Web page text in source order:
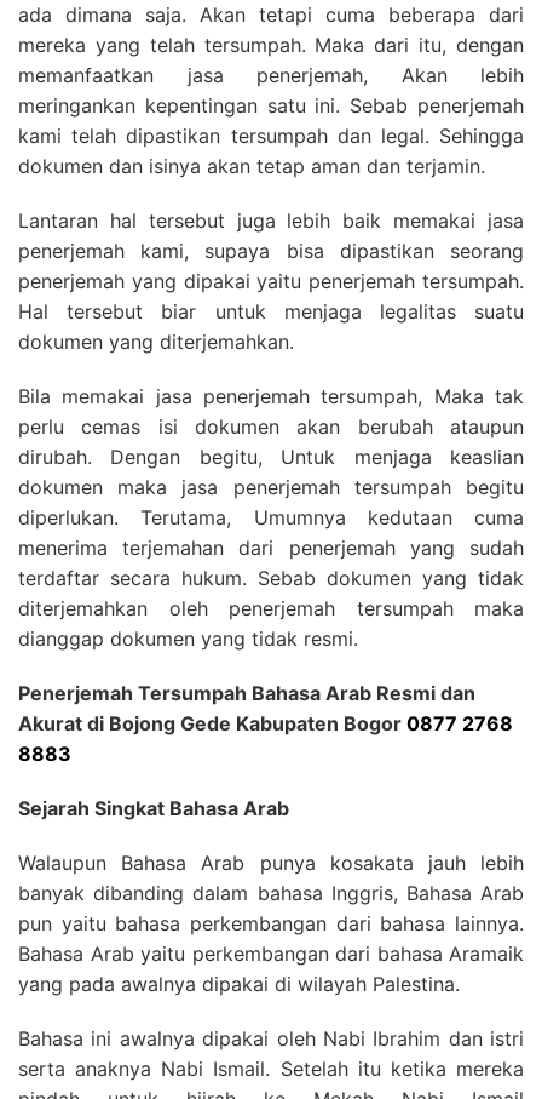
ada dimana saja. Akan tetapi cuma beberapa dari
mereka yang telah tersumpah. Maka dari itu, dengan
memanfaatkan jasa penerjemah, Akan lebih
meringankan kepentingan satu ini. Sebab penerjemah
kami telah dipastikan tersumpah dan legal. Sehingga
dokumen dan isinya akan tetap aman dan terjamin.
Lantaran hal tersebut juga lebih baik memakai jasa
penerjemah kami, supaya bisa dipastikan seorang
penerjemah yang dipakai yaitu penerjemah tersumpah.
Hal tersebut biar untuk menjaga legalitas suatu
dokumen yang diterjemahkan.
Bila memakai jasa penerjemah tersumpah, Maka tak
perlu cemas isi dokumen akan berubah ataupun
dirubah. Dengan begitu, Untuk menjaga keaslian
dokumen maka jasa penerjemah tersumpah begitu
diperlukan. Terutama, Umumnya kedutaan cuma
menerima terjemahan dari penerjemah yang sudah
terdaftar secara hukum. Sebab dokumen yang tidak
diterjemahkan oleh penerjemah tersumpah maka
dianggap dokumen yang tidak resmi.
Penerjemah Tersumpah Bahasa Arab Resmi dan
Akurat di Bojong Gede Kabupaten Bogor 0877 2768
8883
Sejarah Singkat Bahasa Arab
Walaupun Bahasa Arab punya kosakata jauh lebih
banyak dibanding dalam bahasa Inggris, Bahasa Arab
pun yaitu bahasa perkembangan dari bahasa lainnya.
Bahasa Arab yaitu perkembangan dari bahasa Aramaik
yang pada awalnya dipakai di wilayah Palestina.
Bahasa ini awalnya dipakai oleh Nabi Ibrahim dan istri
serta anaknya Nabi Ismail. Setelah itu ketika mereka